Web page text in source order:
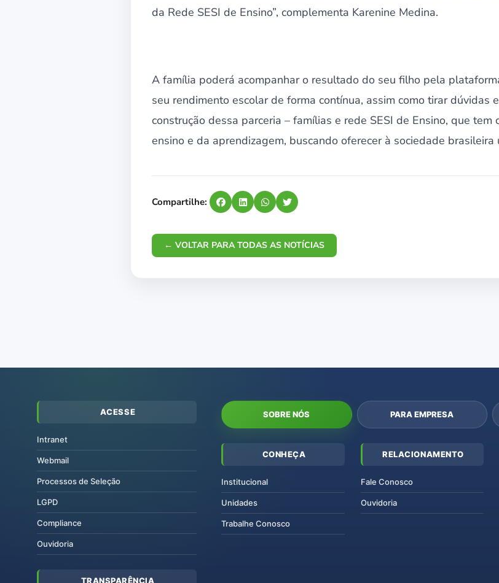
da Rede SESI de Ensino”, complementa Karenine Medina.
A família poderá acompanhar o resultado do seu filho pela
seu rendimento escolar de forma contínua, assim como tirar dúvidas
construção dessa parceria – famílias e rede SESI de Ensino, que
ensino e da aprendizagem, buscando oferecer à sociedade
Compartilhe:
← VOLTAR PARA TODAS AS NOTÍCIAS
ACESSE
Intranet
Webmail
Processos de Seleção
LGPD
Compliance
Ouvidoria
TRANSPARÊNCIA
SOBRE NÓS PARA EMPRESA
CONHEÇA
Institucional
Unidades
Trabalhe Conosco
RELACIONAMENTO
Fale Conosco
Ouvidoria